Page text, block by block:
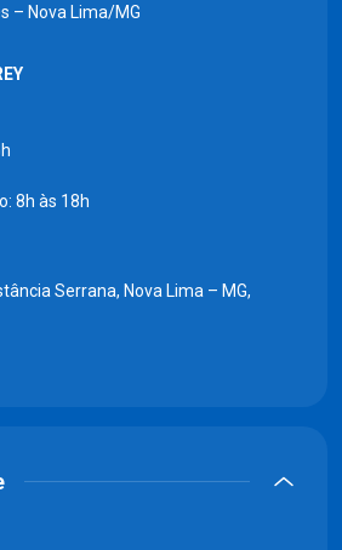
– Nova Lima/MG
8h às 18h
Serrana, Nova Lima – MG,